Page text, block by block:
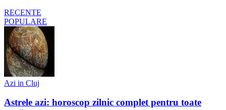
RECENTE
POPULARE
Azi in Cluj
Astrele azi: horoscop zilnic complet pentru toate